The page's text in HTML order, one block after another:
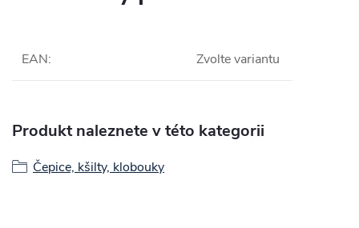
EAN: Zvolte variantu
Produkt naleznete v této kategorii
Čepice, kšilty, klobouky